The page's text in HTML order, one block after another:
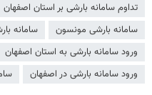
تداوم سامانه بارشی بر استان اصفهان
سامانه بارشی مونسون
سامانه
ورود سامانه بارشی به استان اصفهان
ورود سامانه بارشی در اصفهان